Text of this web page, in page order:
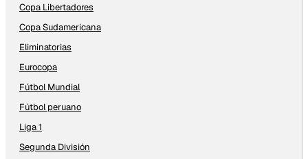
Copa Libertadores
Copa Sudamericana
Eliminatorias
Eurocopa
Fútbol Mundial
Fútbol peruano
Liga 1
Segunda División